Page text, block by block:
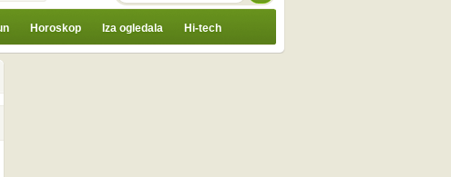
Horoskop Iza ogledala Hi-tech